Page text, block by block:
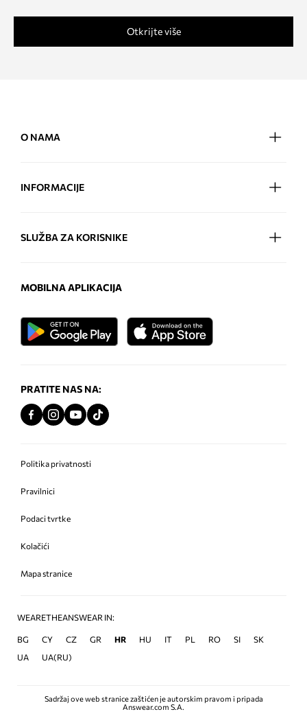
Otkrijte više
O NAMA
INFORMACIJE
SLUŽBA ZA KORISNIKE
MOBILNA APLIKACIJA
PRATITE NAS NA:
Politika privatnosti
Pravilnici
Podaci tvrtke
Kolačići
Mapa stranice
WEARETHEANSWEAR IN:
BG CY CZ GR HR HU IT PL RO SI
SK
UA
UA(RU)
Sadržaj ove web stranice zaštićen je autorskim pravom i pripada
Answear.com S.A.